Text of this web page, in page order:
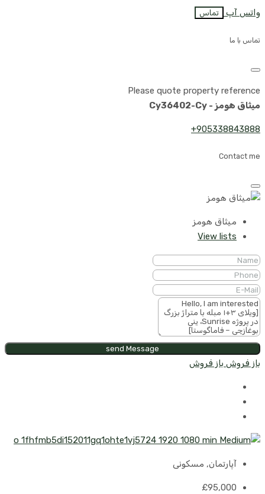
واتس آپ تماس
تماس با ما
Please quote property reference
میثاق هومز - Cy36402-Cy
905338843888+
Contact me
میثاق هومز
View lists
send Message
باز فروش باز فروش
آپارتمان, مسکونی
£95,000